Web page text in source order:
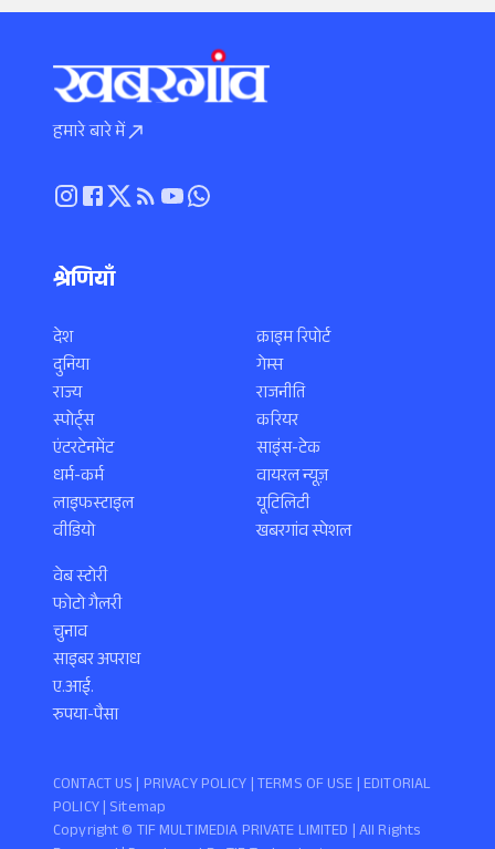
हमारे बारे में
श्रेणियाँ
देश
दुनिया
राज्य
स्पोर्ट्स
एंटरटेनमेंट
धर्म-कर्म
लाइफस्टाइल
वीडियो
क्राइम रिपोर्ट
गेम्स
राजनीति
करियर
साइंस-टेक
वायरल न्यूज़
यूटिलिटी
खबरगांव स्पेशल
वेब स्टोरी
फोटो गैलरी
चुनाव
साइबर अपराध
ए.आई.
रुपया-पैसा
Copyright ©️ TIF MULTIMEDIA PRIVATE LIMITED | All Rights
CONTACT US | PRIVACY POLICY |TERMS OF USE | EDITORIAL
POLICY| Sitemap